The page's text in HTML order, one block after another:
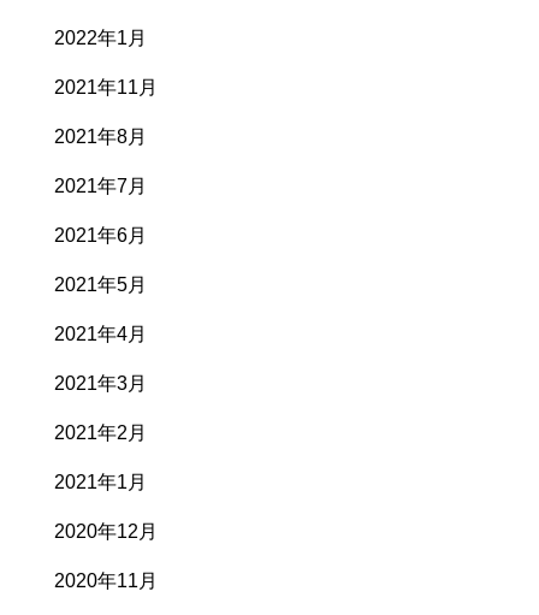
2022年1月
2021年11月
2021年8月
2021年7月
2021年6月
2021年5月
2021年4月
2021年3月
2021年2月
2021年1月
2020年12月
2020年11月